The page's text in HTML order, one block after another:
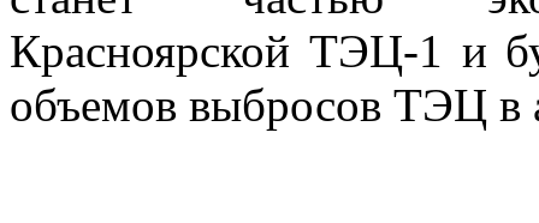
Красноярской ТЭЦ-1 и
объемов выбросов ТЭЦ в